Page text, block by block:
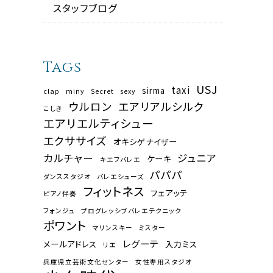
スタッフブログ
Tags
clap miny Secret sexy sirma taxi USJ
こしき ウルロン エアリアルシルク
エアリエルティシュー
エクササイズ オキシゲナイザー
カルチャー キエフバレエ ケーキ ジュニア
ダンススタジオ バレエシューズ パパパ
ピアノ伴奏 フィットネス フェアッテ
フォンジュ プログレッシブバレエテクニック
ポワント マリンスキー ミスター
メールアドレス リエ レグーテ 入力ミス
兵庫県立芸術文化センター 女性専用スタジオ